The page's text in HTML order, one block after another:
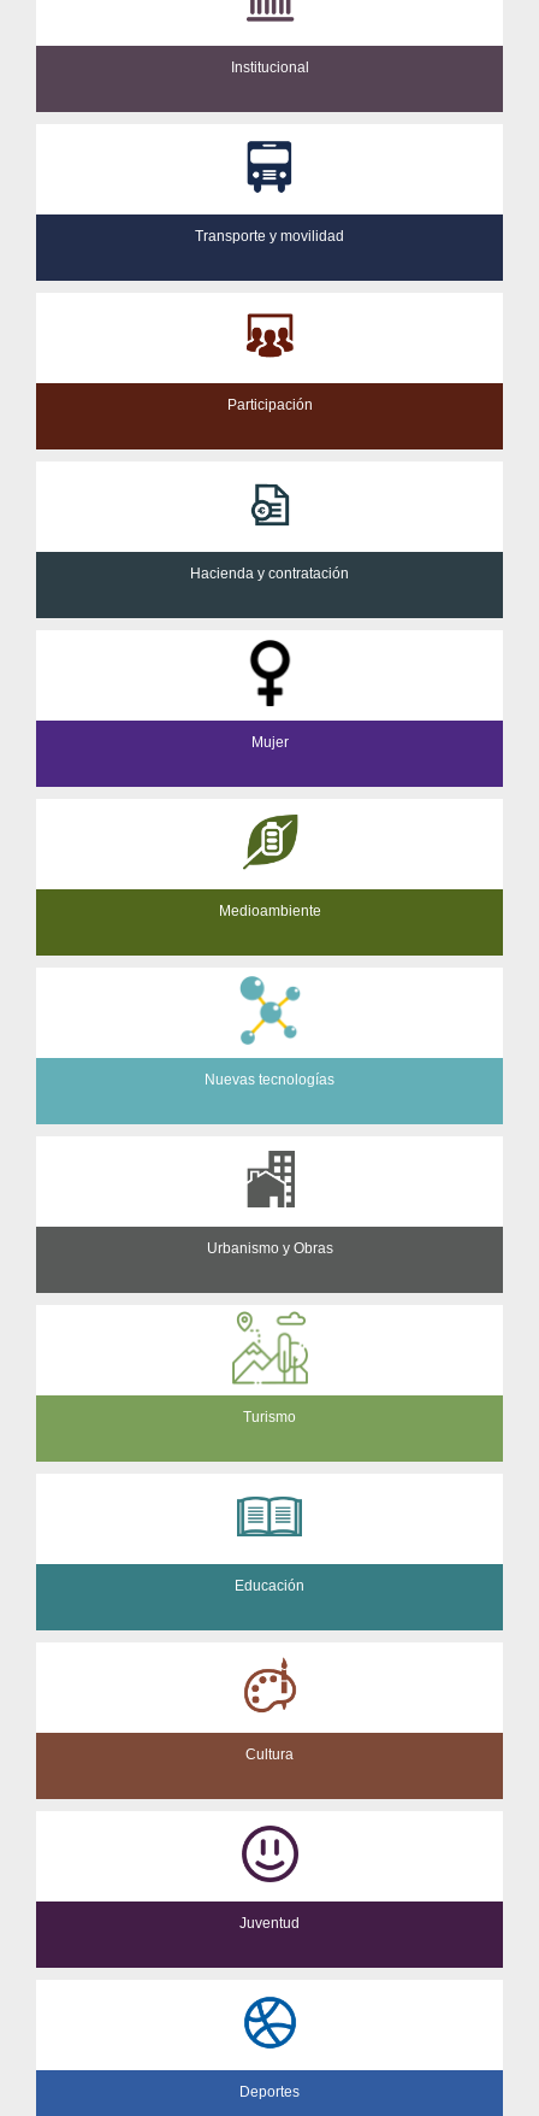
Institucional
Transporte y movilidad
Participación
Hacienda y contratación
Mujer
Medioambiente
Nuevas tecnologías
Urbanismo y Obras
Turismo
Educación
Cultura
Juventud
Deportes